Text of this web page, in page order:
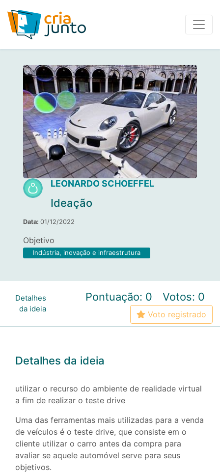
LEONARDO SCHOEFFEL
Ideação
Data: 01/12/2022
Objetivo
Indústria, inovação e infraestrutura
Pontuação: 0 Votos: 0
Voto registrado
Detalhes
da ideia
Detalhes da ideia
utilizar o recurso do ambiente de realidade virtual
a fim de realizar o teste drive
Uma das ferramentas mais utilizadas para a venda
de veículos é o teste drive, que consiste em o
cliente utilizar o carro antes da compra para
avaliar se aquele automóvel serve para seus
objetivos.